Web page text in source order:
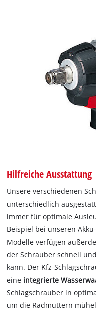
Hilfreiche Ausstattung
Unsere verschiedenen
unterschiedlich
immer für optimale
Beispiel bei unseren
Modelle verfügen
der Schrauber schnell
kann. Der Kfz-
eine integrierte
Schlagschrauber in
um die Radmuttern